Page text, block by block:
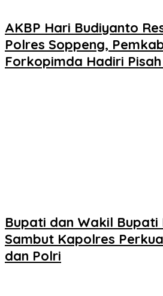
AKBP Hari Budiyanto
Polres Soppeng,
Forkopimda Hadiri
Bupati dan Wakil Bupati
Sambut Kapolres
dan Polri